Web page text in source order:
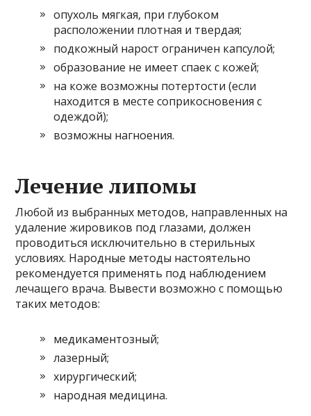
опухоль мягкая, при глубоком
расположении плотная и твердая;
подкожный нарост ограничен капсулой;
образование не имеет спаек с кожей;
на коже возможны потертости (если
находится в месте соприкосновения с
одеждой);
возможны нагноения.
Лечение липомы
Любой из выбранных методов, направленных на
удаление жировиков под глазами, должен
проводиться исключительно в стерильных
условиях. Народные методы настоятельно
рекомендуется применять под наблюдением
лечащего врача. Вывести возможно с помощью
таких методов:
медикаментозный;
лазерный;
хирургический;
народная медицина.